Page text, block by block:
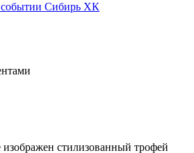
Сибирь ХК